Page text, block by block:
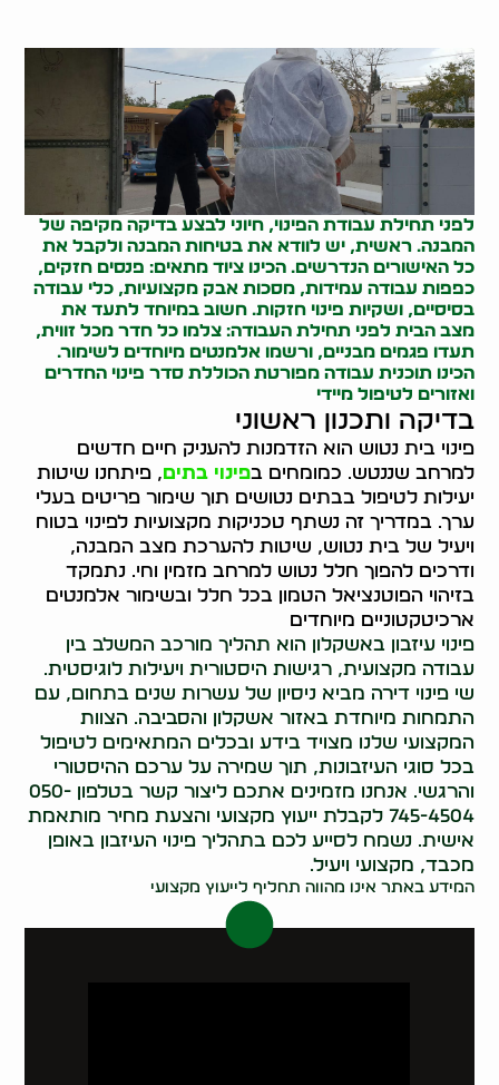
לפני תחילת עבודת הפינוי, חיוני לבצע בדיקה מקיפה של
המבנה. ראשית, יש לוודא את בטיחות המבנה ולקבל את
כל האישורים הנדרשים. הכינו ציוד מתאים: פנסים חזקים,
כפפות עבודה עמידות, מסכות אבק מקצועיות, כלי עבודה
בסיסיים, ושקיות פינוי חזקות. חשוב במיוחד לתעד את
מצב הבית לפני תחילת העבודה: צלמו כל חדר מכל זווית,
תעדו פגמים מבניים, ורשמו אלמנטים מיוחדים לשימור.
הכינו תוכנית עבודה מפורטת הכוללת סדר פינוי החדרים
ואזורים לטיפול מיידי
בדיקה ותכנון ראשוני
פינוי בית נטוש הוא הזדמנות להעניק חיים חדשים
למרחב שננטש. כמומחים בפינוי בתים, פיתחנו שיטות
יעילות לטיפול בבתים נטושים תוך שימור פריטים בעלי
ערך. במדריך זה נשתף טכניקות מקצועיות לפינוי בטוח
ויעיל של בית נטוש, שיטות להערכת מצב המבנה,
ודרכים להפוך חלל נטוש למרחב מזמין וחי. נתמקד
בזיהוי הפוטנציאל הטמון בכל חלל ובשימור אלמנטים
ארכיטקטוניים מיוחדים
פינוי עיזבון באשקלון הוא תהליך מורכב המשלב בין
עבודה מקצועית, רגישות היסטורית ויעילות לוגיסטית.
שי פינוי דירה מביא ניסיון של עשרות שנים בתחום, עם
התמחות מיוחדת באזור אשקלון והסביבה. הצוות
המקצועי שלנו מצויד בידע ובכלים המתאימים לטיפול
בכל סוגי העיזבונות, תוך שמירה על ערכם ההיסטורי
והרגשי. אנחנו מזמינים אתכם ליצור קשר בטלפון 050-
745-4504 לקבלת ייעוץ מקצועי והצעת מחיר מותאמת
אישית. נשמח לסייע לכם בתהליך פינוי העיזבון באופן
מכבד, מקצועי ויעיל.
המידע באתר אינו מהווה תחליף לייעוץ מקצועי